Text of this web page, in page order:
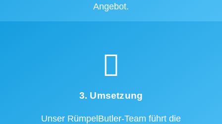
Angebot.
3. Umsetzung
Unser RümpelButler-Team führt die